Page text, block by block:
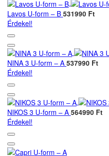
Lavos U-form – B 531990 Ft
Érdekel!
NINA 3 U-form – A 537990 Ft
Érdekel!
NIKOS 3 U-form – A 564990 Ft
Érdekel!